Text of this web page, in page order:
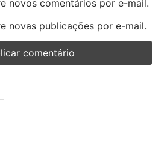
novos comentários por e-mail.
novas publicações por e-mail.